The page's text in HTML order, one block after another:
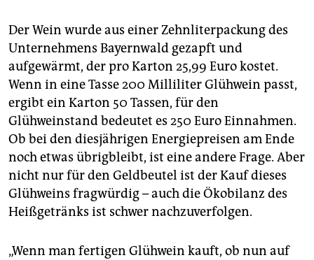
Der Wein wurde aus einer Zehnliterpackung des
Unternehmens Bayernwald gezapft und
aufgewärmt, der pro Karton 25,99 Euro kostet.
Wenn in eine Tasse 200 Milliliter Glühwein passt,
ergibt ein Karton 50 Tassen, für den
Glühweinstand bedeutet es 250 Euro Einnahmen.
Ob bei den diesjährigen Energiepreisen am Ende
noch etwas übrigbleibt, ist eine andere Frage. Aber
nicht nur für den Geldbeutel ist der Kauf dieses
Glühweins fragwürdig – auch die Ökobilanz des
Heißgetränks ist schwer nachzuverfolgen.
„Wenn man fertigen Glühwein kauft, ob nun auf